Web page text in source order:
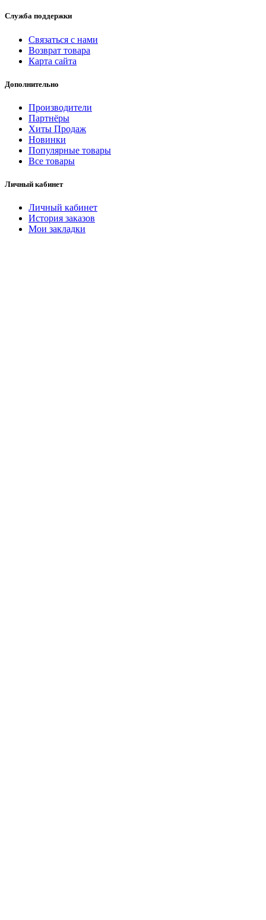
Служба поддержки
Связаться с нами
Возврат товара
Карта сайта
Дополнительно
Производители
Партнёры
Хиты Продаж
Новинки
Популярные товары
Все товары
Личный кабинет
Личный кабинет
История заказов
Мои закладки